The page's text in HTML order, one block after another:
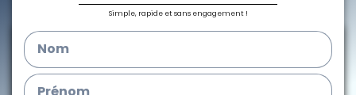
Simple, rapide et sans engagement !